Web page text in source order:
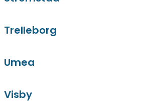
Trelleborg
Umea
Visby